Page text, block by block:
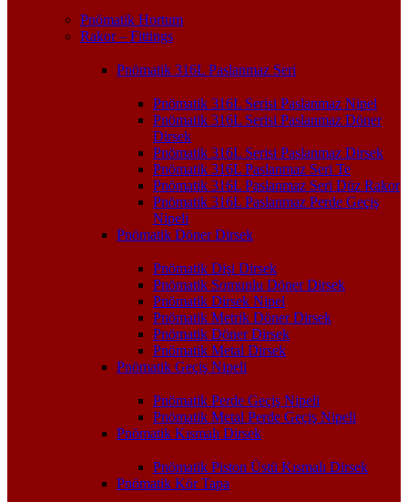
Pnömatik Hortum
Rakor – Fittings
Pnömatik 316L Paslanmaz Seri
Pnömatik 316L Serisi Paslanmaz Nipel
Pnömatik 316L Serisi Paslanmaz Döner
Dirsek
Pnömatik 316L Serisi Paslanmaz Dirsek
Pnömatik 316L Paslanmaz Seri Te
Pnömatik 316L Paslanmaz Seri Düz Rakor
Pnömatik 316L Paslanmaz Perde Geçiş
Nipeli
Pnömatik Döner Dirsek
Pnömatik Dişi Dirsek
Pnömatik Somunlu Döner Dirsek
Pnömatik Dirsek Nipel
Pnömatik Metrik Döner Dirsek
Pnömatik Döner Dirsek
Pnömatik Metal Dirsek
Pnömatik Geçiş Nipeli
Pnömatik Perde Geçiş Nipeli
Pnömatik Metal Perde Geçiş Nipeli
Pnömatik Kısmalı Dirsek
Pnömatik Piston Üstü Kısmalı Dirsek
Pnömatik Kör Tapa